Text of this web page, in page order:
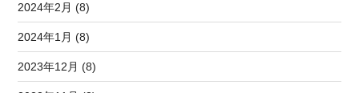
2024年2月 (8)
2024年1月 (8)
2023年12月 (8)